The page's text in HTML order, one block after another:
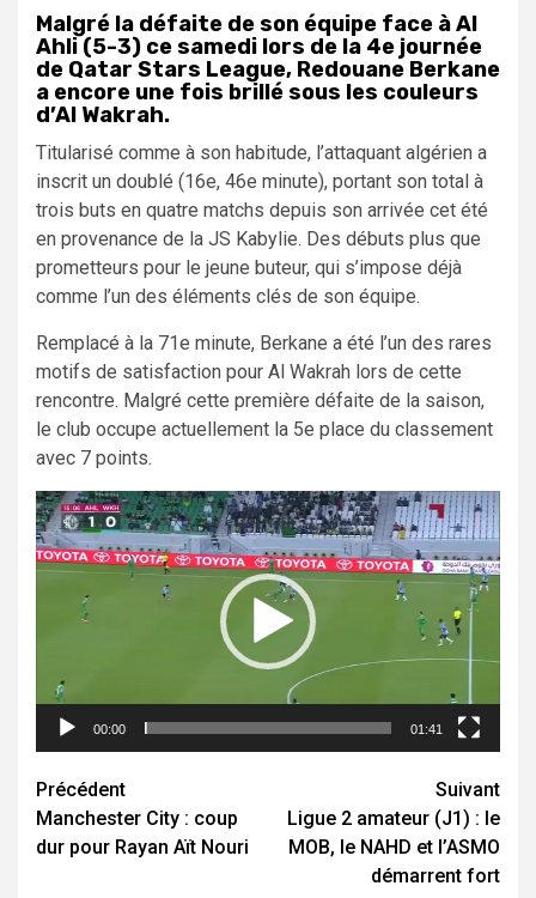
Malgré la défaite de son équipe face à Al
Ahli (5-3) ce samedi lors de la 4e journée
de Qatar Stars League, Redouane Berkane
a encore une fois brillé sous les couleurs
d’Al Wakrah.
Titularisé comme à son habitude, l’attaquant algérien a
inscrit un doublé (16e, 46e minute), portant son total à
trois buts en quatre matchs depuis son arrivée cet été
en provenance de la JS Kabylie. Des débuts plus que
prometteurs pour le jeune buteur, qui s’impose déjà
comme l’un des éléments clés de son équipe.
Remplacé à la 71e minute, Berkane a été l’un des rares
motifs de satisfaction pour Al Wakrah lors de cette
rencontre. Malgré cette première défaite de la saison,
le club occupe actuellement la 5e place du classement
avec 7 points.
Lecteur
vidéo
00:00 01:41
Navigation
d’article
Précédent
Manchester City : coup
dur pour Rayan Aït Nouri
Suivant
Ligue 2 amateur (J1) : le
MOB, le NAHD et l’ASMO
démarrent fort